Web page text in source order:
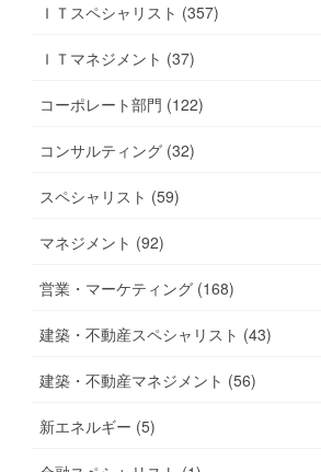
ＩＴスペシャリスト (357)
ＩＴマネジメント (37)
コーポレート部門 (122)
コンサルティング (32)
スペシャリスト (59)
マネジメント (92)
営業・マーケティング (168)
建築・不動産スペシャリスト (43)
建築・不動産マネジメント (56)
新エネルギー (5)